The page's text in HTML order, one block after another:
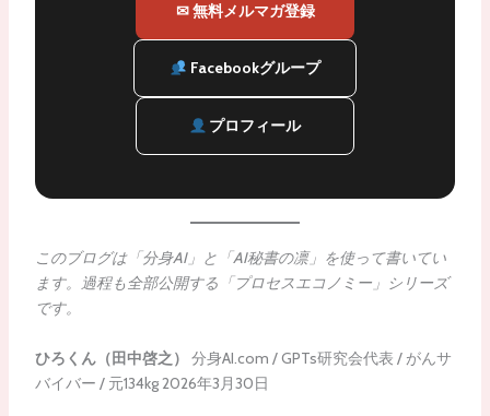
✉ 無料メルマガ登録
Facebookグループ
プロフィール
このブログは「分身AI」と「AI秘書の凛」を使って書いてい
ます。過程も全部公開する「プロセスエコノミー」シリーズ
です。
ひろくん（田中啓之）
分身AI.com / GPTs研究会代表 / がんサ
バイバー / 元134kg 2026年3月30日